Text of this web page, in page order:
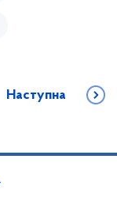
Наступна